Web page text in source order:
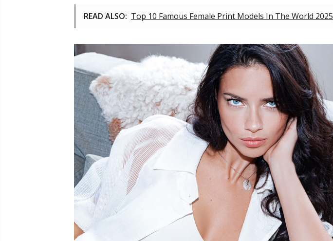
READ ALSO: Top 10 Famous Female Print Models In The World 2025